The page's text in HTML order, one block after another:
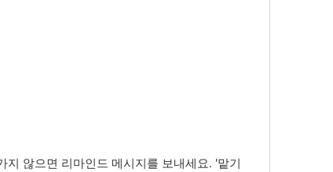
않으면 리마인드 메시지를 보내세요. '맡기